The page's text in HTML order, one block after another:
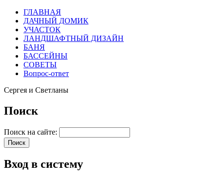
ГЛАВНАЯ
ДАЧНЫЙ ДОМИК
УЧАСТОК
ЛАНДШАФТНЫЙ ДИЗАЙН
БАНЯ
БАССЕЙНЫ
СОВЕТЫ
Вопрос-ответ
Сергея и Светланы
Поиск
Поиск на сайте:
Вход в систему